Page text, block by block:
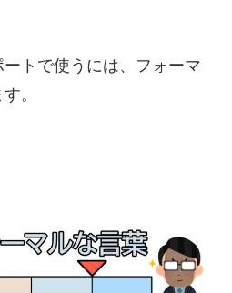
トで使うには、フォーマ
。